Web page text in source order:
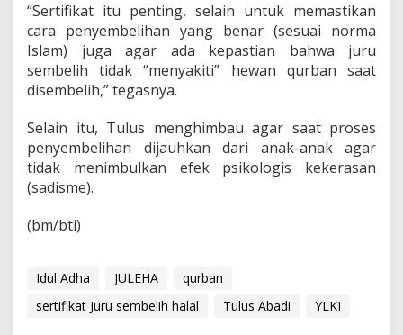
“Sertifikat itu penting, selain untuk memastikan
cara penyembelihan yang benar (sesuai norma
Islam) juga agar ada kepastian bahwa juru
sembelih tidak “menyakiti” hewan qurban saat
disembelih,” tegasnya.
Selain itu, Tulus menghimbau agar saat proses
penyembelihan dijauhkan dari anak-anak agar
tidak menimbulkan efek psikologis kekerasan
(sadisme).
(bm/bti)
Idul Adha JULEHA
qurban
sertifikat Juru sembelih halal
Tulus Abadi YLKI